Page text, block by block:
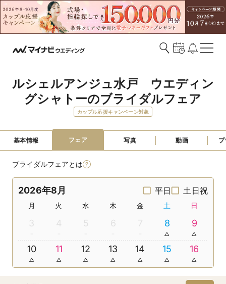
ルシェルアンジュ水戸　ウエディン
グシャトーのブライダルフェア
カップル応援キャンペーン対象
基本情報 フェア 写真 動画
ブライダルフェアとは
2026年8月 平日 土日祝
月 火 水 木 金 土 日
3 4 5 6 7 8 9
10 11 12 13 14 15 16